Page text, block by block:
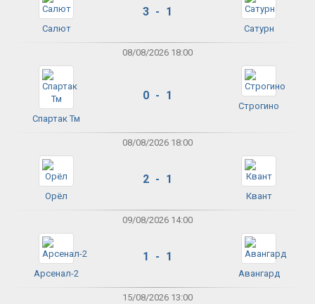
Салют
3 - 1
Сатурн
08/08/2026 18:00
Спартак Тм
0 - 1
Строгино
08/08/2026 18:00
Орёл
2 - 1
Квант
09/08/2026 14:00
Арсенал-2
1 - 1
Авангард
15/08/2026 13:00